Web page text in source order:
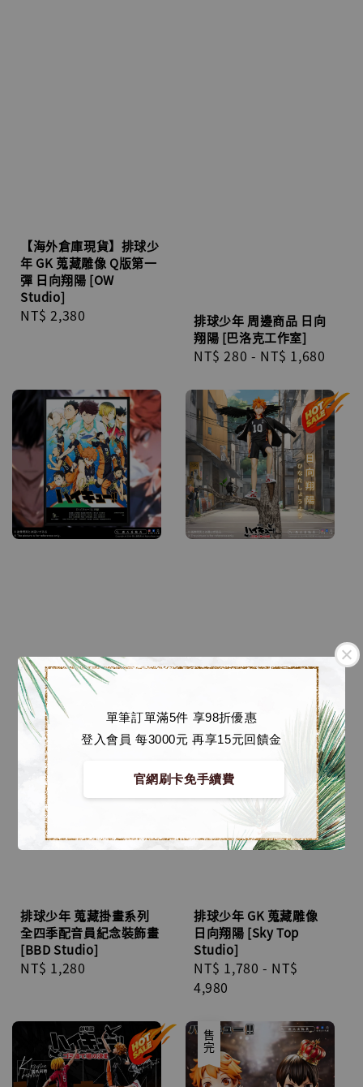
單筆訂單滿5件 享98折優惠
登入會員 每3000元 再享15元回饋金
官網刷卡免手續費
【海外倉庫現貨】排球少
年 GK 蒐藏雕像 Q版第一
彈 日向翔陽 [OW
Studio]
Regular
NT$ 2,380
排球少年 周邊商品 日向
翔陽 [巴洛克工作室]
Regular
NT$ 280 - NT$ 1,680
排球少年 蒐藏掛畫系列
全四季配音員紀念裝飾畫
[BBD Studio]
Regular
NT$ 1,280
排球少年 GK 蒐藏雕像
日向翔陽 [Sky Top
Studio]
Regular
price
NT$ 1,780 - NT$
4,980
售完